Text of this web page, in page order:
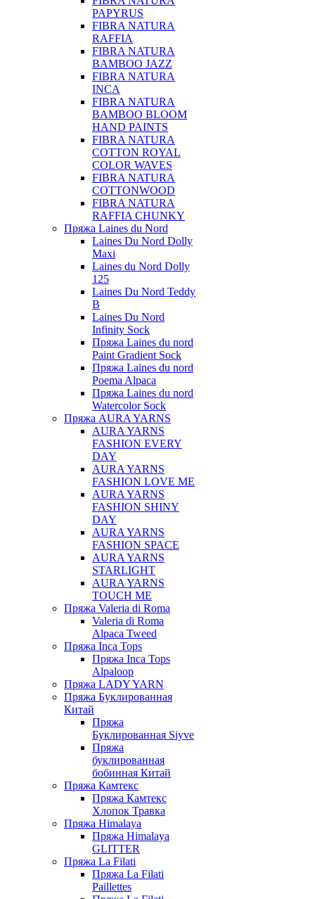
PAPYRUS
FIBRA NATURA
RAFFIA
FIBRA NATURA
BAMBOO JAZZ
FIBRA NATURA
INCA
FIBRA NATURA
BAMBOO BLOOM
HAND PAINTS
FIBRA NATURA
COTTON ROYAL
COLOR WAVES
FIBRA NATURA
COTTONWOOD
FIBRA NATURA
RAFFIA CHUNKY
Пряжа Laines du Nord
Laines Du Nord Dolly
Maxi
Laines du Nord Dolly
125
Laines Du Nord Teddy
B
Laines Du Nord
Infinity Sock
Пряжа Laines du nord
Paint Gradient Sock
Пряжа Laines du nord
Poema Alpaca
Пряжа Laines du nord
Watercolor Sock
Пряжа AURA YARNS
AURA YARNS
FASHION EVERY
DAY
AURA YARNS
FASHION LOVE ME
AURA YARNS
FASHION SHINY
DAY
AURA YARNS
FASHION SPACE
AURA YARNS
STARLIGHT
AURA YARNS
TOUCH ME
Пряжа Valeria di Roma
Valeria di Roma
Alpaca Tweed
Пряжа Inca Tops
Пряжа Inca Tops
Alpaloop
Пряжа LADY YARN
Пряжа Буклированная
Китай
Пряжа
Буклированная Siyve
Пряжа
буклированная
бобинная Китай
Пряжа Камтекс
Пряжа Камтекс
Хлопок Травка
Пряжа Himalaya
Пряжа Himalaya
GLITTER
Пряжа La Filati
Пряжа La Filati
Paillettes